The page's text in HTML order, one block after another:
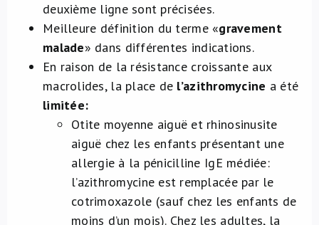
deuxième ligne sont précisées.
Meilleure définition du terme «gravement
malade» dans différentes indications.
En raison de la résistance croissante aux
macrolides, la place de l’azithromycine a été
limitée:
Otite moyenne aiguë et rhinosinusite
aiguë chez les enfants présentant une
allergie à la pénicilline IgE médiée:
l’azithromycine est remplacée par le
cotrimoxazole (sauf chez les enfants de
moins d’un mois). Chez les adultes, la